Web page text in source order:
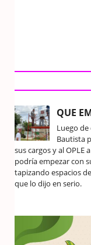
QUE
Luego
Bautista
sus cargos y al OPLE
podría empezar con
tapizando espacios
que lo dijo en serio.